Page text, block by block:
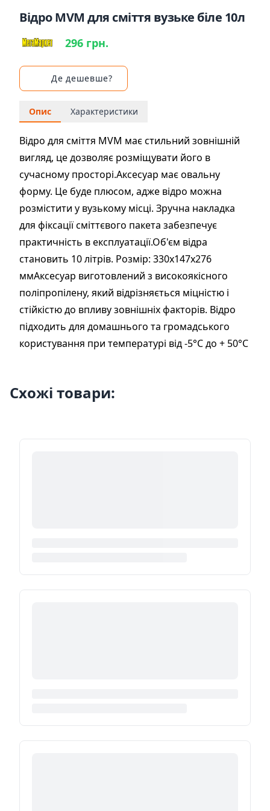
Відро MVM для сміття вузьке біле 10л
296 грн.
Де дешевше?
Опис Характеристики
Відро для сміття MVM має стильний зовнішній
вигляд, це дозволяє розміщувати його в
сучасному просторі.Аксесуар має овальну
форму. Це буде плюсом, адже відро можна
розмістити у вузькому місці. Зручна накладка
для фіксації сміттєвого пакета забезпечує
практичність в експлуатації.Об'єм відра
становить 10 літрів. Розмір: 330х147х276
ммАксесуар виготовлений з високоякісного
поліпропілену, який відрізняється міцністю і
стійкістю до впливу зовнішніх факторів. Відро
підходить для домашнього та громадського
користування при температурі від -5°С до + 50°С
Схожі товари: